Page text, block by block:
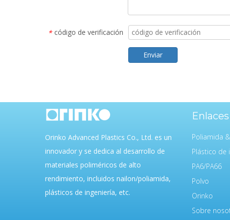
* código de verificación
Enviar
Orinko Advanced Plastics Co., Ltd. es un
innovador y se dedica al desarrollo de
materiales poliméricos de alto
rendimiento, incluidos nailon/poliamida,
plásticos de ingeniería, etc.
Poliamida
Plástico de
PA6/PA66
Polvo
Orinko
Sobre